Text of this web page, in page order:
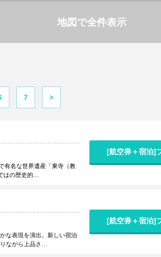
地図で全件表示
7 >
有名な世界遺産「東寺（教
はの歴史的…
[航空券＋宿泊]
な表現を演出。新しい宿泊
ながら上品さ…
[航空券＋宿泊]